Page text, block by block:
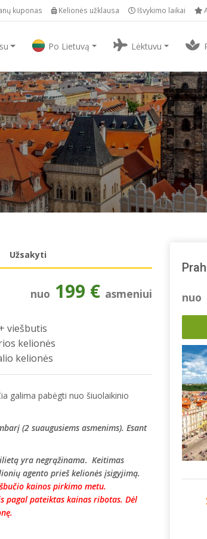
kuponas Kelionės užklausa Išvykimo laikai
Po Lietuvą Lėktuvu
Užsakyti
nuo 199 € asmeniui
viešbutis
kelionės
kelionės
galima pabėgti nuo šiuolaikinio
(2 suaugusiems asmenims). Esant
yra negrąžinama. Keitimas
agento prieš kelionės įsigyjimą.
kainos pirkimo metu.
pagal pateiktas kainas ribotas. Dėl
nuo